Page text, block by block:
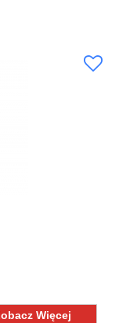
Więcej